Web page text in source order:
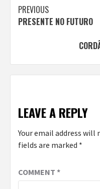
Continue
Reading
PREVIOUS
PRESENTE NO FUTURO
LEAVE A REPLY
Your email address will
fields are marked *
COMMENT *